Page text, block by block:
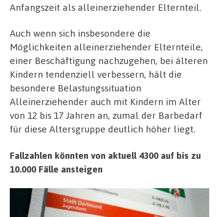
Anfangszeit als alleinerziehender Elternteil.
Auch wenn sich insbesondere die
Möglichkeiten alleinerziehender Elternteile,
einer Beschäftigung nachzugehen, bei älteren
Kindern tendenziell verbessern, hält die
besondere Belastungssituation
Alleinerziehender auch mit Kindern im Alter
von 12 bis 17 Jahren an, zumal der Barbedarf
für diese Altersgruppe deutlich höher liegt.
Fallzahlen könnten von aktuell 4300 auf bis zu
10.000 Fälle ansteigen